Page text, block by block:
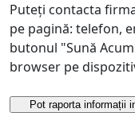
Puteți contacta
pe pagină: telefon,
butonul "Sună
browser pe
Pot raporta informații